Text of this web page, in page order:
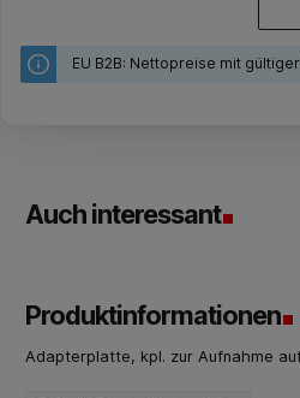
EU B2B: Nettopreise mit
Auch interessant
Produktinformationen
Adapterplatte, kpl. zur Aufnahme